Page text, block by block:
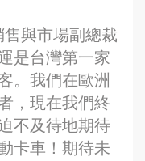
與市場副總裁
是台灣第一家
。我們在歐洲
，現在我們終
不及待地期待
卡車！期待未